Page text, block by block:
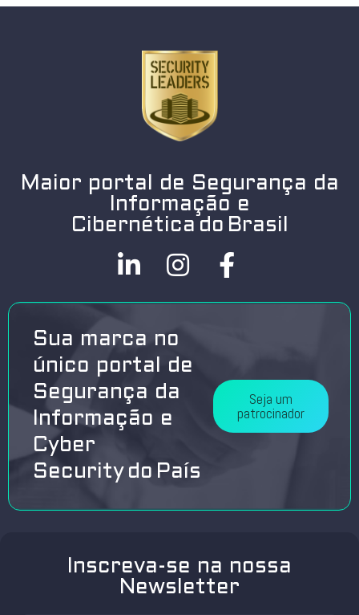
Maior portal de Segurança da
Informação e
Cibernética do Brasil
Sua marca no
único portal de
Segurança da
Informação e
Cyber
Security do País
Seja um
patrocinador
Inscreva-se na nossa
Newsletter